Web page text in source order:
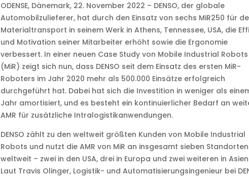
ODENSE, Dänemark, 22. November 2022 – DENSO, der globale
Automobilzulieferer, hat durch den Einsatz von sechs MiR250 für
Materialtransport in seinem Werk in Athens, Tennessee, USA, die
und Motivation seiner Mitarbeiter erhöht sowie die Ergonomie
verbessert. In einer neuen Case Study von Mobile Industrial Robots
(MiR) zeigt sich nun, dass DENSO seit dem Einsatz des ersten MiR-
Roboters im Jahr 2020 mehr als 500.000 Einsätze erfolgreich
durchgeführt hat. Dabei hat sich die Investition in weniger als
Jahr amortisiert, und es besteht ein kontinuierlicher Bedarf an
AMR für zusätzliche Intralogistikanwendungen.
DENSO zählt zu den weltweit größten Kunden von Mobile Industrial
Robots und nutzt die AMR von MiR an insgesamt sieben Standorten
weltweit – zwei in den USA, drei in Europa und zwei weiteren in
Laut Travis Olinger, Logistik- und Automatisierungsingenieur bei